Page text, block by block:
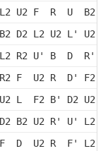
U2 F  R  U  B2
D2 L2 U2 L' U2
R2 U' B  D  R'
F  U2 R  D' F2
L  F2 B' D2 U2
D2 B2 U2 R' U'
F  D  U2 R  F' L2